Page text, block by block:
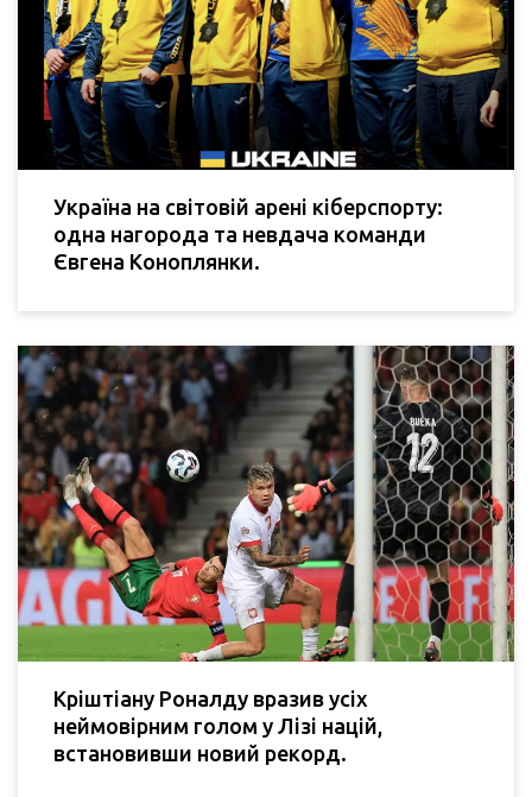
Україна на світовій арені кіберспорту:
одна нагорода та невдача команди
Євгена Коноплянки.
Кріштіану Роналду вразив усіх
неймовірним голом у Лізі націй,
встановивши новий рекорд.